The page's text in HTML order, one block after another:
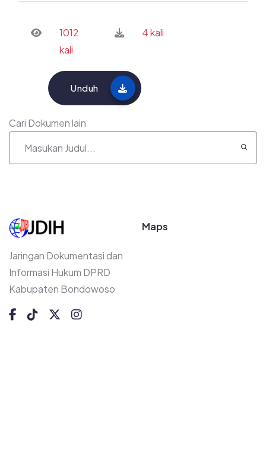
1012
kali
4 kali
Unduh
Cari Dokumen lain
Jaringan Dokumentasi dan
Informasi Hukum DPRD
Kabupaten Bondowoso
Maps